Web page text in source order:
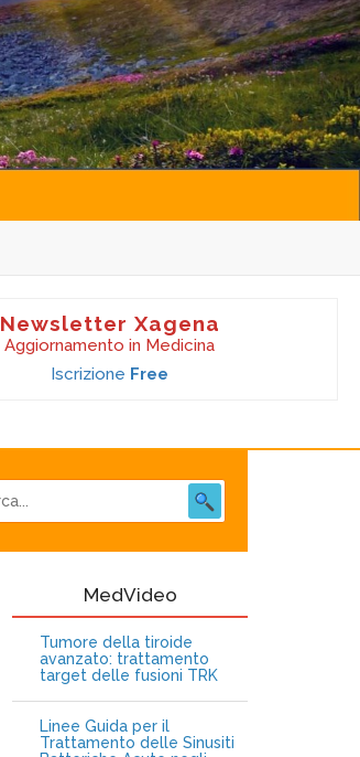
Newsletter Xagena
Aggiornamento in Medicina
Iscrizione Free
MedVideo
Tumore della tiroide
avanzato: trattamento
target delle fusioni TRK
Linee Guida per il
Trattamento delle Sinusiti